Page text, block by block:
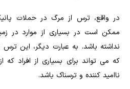
در واقع، ترس از مرگ در حملات
ممکن است در بسیاری از موارد در
نداشته باشد. به عبارت دیگر، این
که می تواند برای بسیاری از افراد
ناامید کننده و ترسناک باشد.